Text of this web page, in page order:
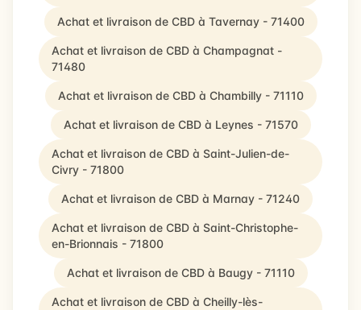
Achat et livraison de CBD à Tavernay - 71400
Achat et livraison de CBD à Champagnat -
71480
Achat et livraison de CBD à Chambilly - 71110
Achat et livraison de CBD à Leynes - 71570
Achat et livraison de CBD à Saint-Julien-de-
Civry - 71800
Achat et livraison de CBD à Marnay - 71240
Achat et livraison de CBD à Saint-Christophe-
en-Brionnais - 71800
Achat et livraison de CBD à Baugy - 71110
Achat et livraison de CBD à Cheilly-lès-